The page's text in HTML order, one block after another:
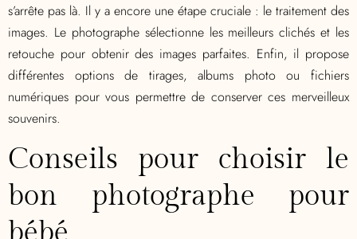
s’arrête pas là. Il y a encore une étape cruciale : le traitement des
images. Le photographe sélectionne les meilleurs clichés et les
retouche pour obtenir des images parfaites. Enfin, il propose
différentes options de tirages, albums photo ou fichiers
numériques pour vous permettre de conserver ces merveilleux
souvenirs.
Conseils pour choisir le
bon photographe pour